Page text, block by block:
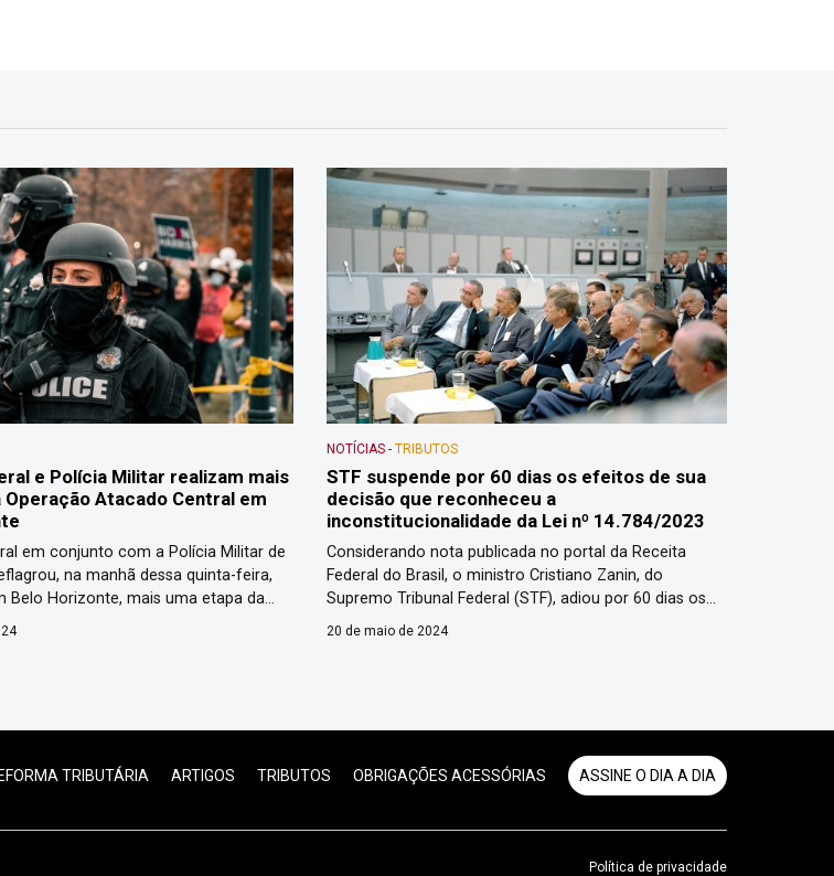
e Polícia Militar realizam mais
Operação Atacado Central em
em conjunto com a Polícia Militar de
na manhã dessa quinta-feira,
Belo Horizonte, mais uma etapa da
Central”. Os alvos foram
comerciais localizados em um
NOTÍCIAS- TRIBUTOS
STF suspende por 60 dias os efeitos de sua
decisão que reconheceu a
inconstitucionalidade da Lei nº 14.784/2023
Considerando nota publicada no portal da Receita
Federal do Brasil, o ministro Cristiano Zanin, do
Supremo Tribunal Federal (STF), adiou por 60 dias os
efeitos da decisão cautelar na Ação Direta de
20 de maio de 2024
TRIBUTÁRIA ARTIGOS TRIBUTOS OBRIGAÇÕES ACESSÓRIAS ASSINE O DIA A DIA
Política de privacidade